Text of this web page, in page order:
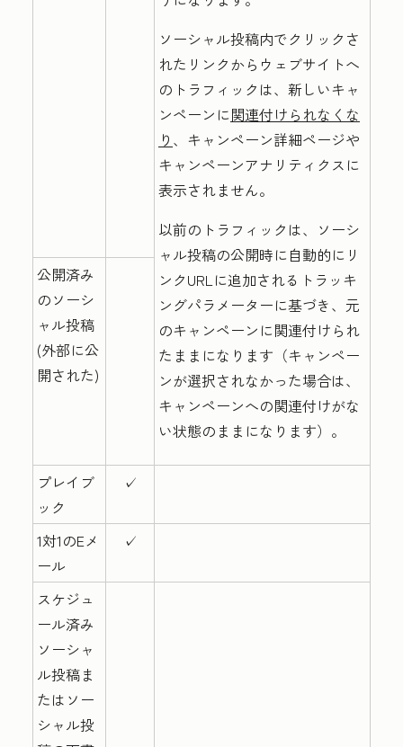
ソーシャル投稿内でクリックさ
れたリンクからウェブサイトへ
のトラフィックは、新しいキャ
ンペーンに関連付けられなくな
り 、キャンペーン詳細ページや
キャンペーンアナリティクスに
表示されません。
以前のトラフィックは、ソーシ
ャル投稿の公開時に自動的にリ
ンクURLに追加されるトラッキ
ングパラメーターに基づき、元
のキャンペーンに関連付けられ
たままになります（キャンペー
ンが選択されなかった場合は、
キャンペーンへの関連付けがな
い状態のままになります）。
公開済み
のソーシ
ャル投稿
(外部に公
開された)
プレイブ
ック
✓
1対1のEメ
ール
✓
スケジュ
ール済み
ソーシャ
ル投稿ま
たはソー
シャル投